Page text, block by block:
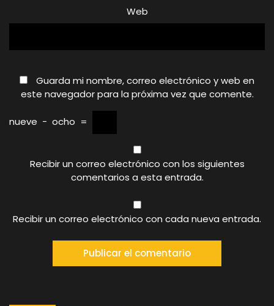
Web
Guarda mi nombre, correo electrónico y web en
este navegador para la próxima vez que comente.
nueve − ocho =
Recibir un correo electrónico con los siguientes
comentarios a esta entrada.
Recibir un correo electrónico con cada nueva entrada.